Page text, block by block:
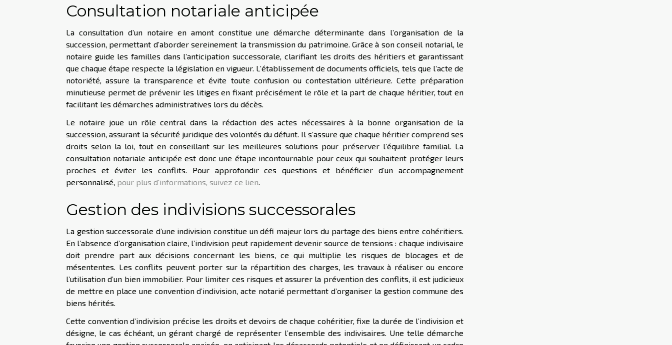
Consultation notariale anticipée
La consultation d’un notaire en amont constitue une démarche déterminante dans l’organisation de la
succession, permettant d’aborder sereinement la transmission du patrimoine. Grâce à son conseil notarial, le
notaire guide les familles dans l’anticipation successorale, clarifiant les droits des héritiers et garantissant
que chaque étape respecte la législation en vigueur. L’établissement de documents officiels, tels que l’acte de
notoriété, assure la transparence et évite toute confusion ou contestation ultérieure. Cette préparation
minutieuse permet de prévenir les litiges en fixant précisément le rôle et la part de chaque héritier, tout en
facilitant les démarches administratives lors du décès.
Le notaire joue un rôle central dans la rédaction des actes nécessaires à la bonne organisation de la
succession, assurant la sécurité juridique des volontés du défunt. Il s’assure que chaque héritier comprend ses
droits selon la loi, tout en conseillant sur les meilleures solutions pour préserver l’équilibre familial. La
consultation notariale anticipée est donc une étape incontournable pour ceux qui souhaitent protéger leurs
proches et éviter les conflits. Pour approfondir ces questions et bénéficier d’un accompagnement
personnalisé, pour plus d'informations, suivez ce lien
Gestion des indivisions successorales
La gestion successorale d’une indivision constitue un défi majeur lors du partage des biens entre cohéritiers.
En l’absence d’organisation claire, l’indivision peut rapidement devenir source de tensions : chaque indivisaire
doit prendre part aux décisions concernant les biens, ce qui multiplie les risques de blocages et de
mésententes. Les conflits peuvent porter sur la répartition des charges, les travaux à réaliser ou encore
l’utilisation d’un bien immobilier. Pour limiter ces risques et assurer la prévention des conflits, il est judicieux
de mettre en place une convention d’indivision, acte notarié permettant d’organiser la gestion commune des
biens hérités.
Cette convention d’indivision précise les droits et devoirs de chaque cohéritier, fixe la durée de l’indivision et
désigne, le cas échéant, un gérant chargé de représenter l’ensemble des indivisaires. Une telle démarche